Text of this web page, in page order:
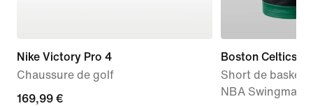
Nike Victory Pro 4
Chaussure de golf
169,99 €
169,99 €
Boston Celtics
Short de
NBA Swingman